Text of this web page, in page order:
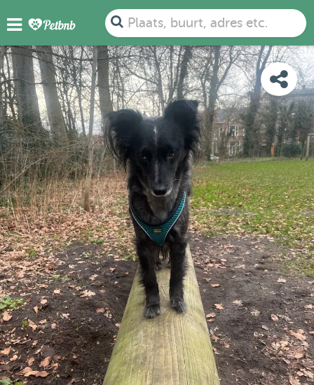
Plaats, buurt, adres etc.
FOTO'S BEOORDELINGEN KAART